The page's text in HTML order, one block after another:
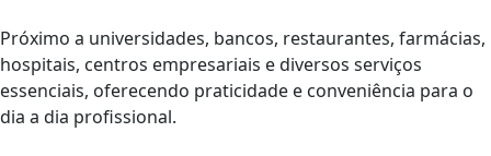
Próximo a universidades, bancos, restaurantes, farmácias,
hospitais, centros empresariais e diversos serviços
essenciais, oferecendo praticidade e conveniência para o
dia a dia profissional.